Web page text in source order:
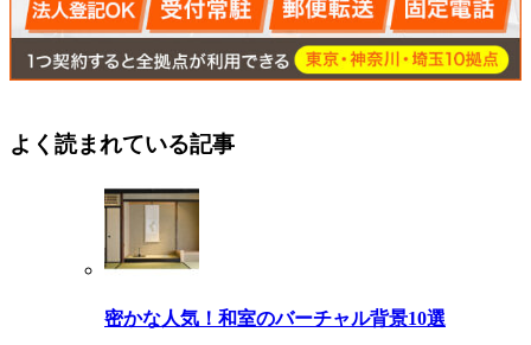
よく読まれている記事
密かな人気！和室のバーチャル背景10選